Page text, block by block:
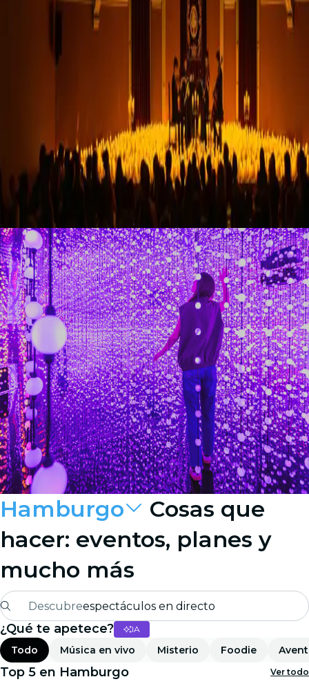
Hamburgo
Cosas que
hacer: eventos, planes y
mucho más
Descubreespectáculos en directo
Madrid
candlelight
¿Qué te apetece? IA
Todo Música en vivo Misterio Foodie
Top 5 en Hamburgo Ver todo